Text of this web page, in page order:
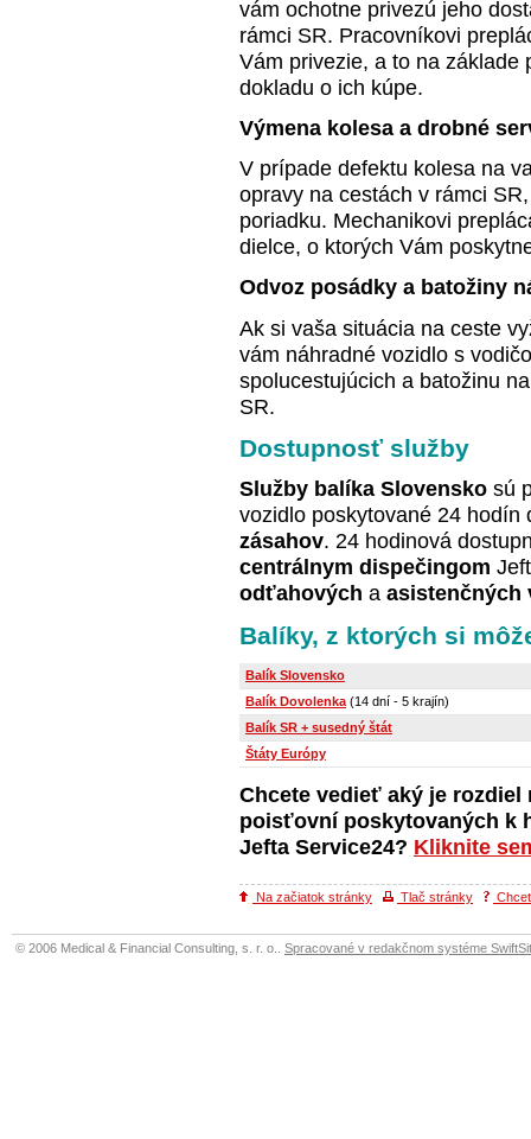
vám ochotne privezú jeho
rámci SR. Pracovníkovi
Vám privezie, a to na základe
dokladu o ich kúpe.
Výmena kolesa a drobné
V prípade defektu kolesa na
opravy na cestách v rámci
poriadku. Mechanikovi
dielce, o ktorých Vám
Odvoz posádky a batožiny
Ak si vaša situácia na ceste
vám náhradné vozidlo s
spolucestujúcich a batožinu
SR.
Dostupnosť služby
Služby balíka Slovensko sú
vozidlo poskytované 24 hodín
zásahov. 24 hodinová
centrálnym dispečingom
odťahových a asistenčných
Balíky, z ktorých si
Balík Slovensko
Balík Dovolenka (14 dní - 5 krajín)
Balík SR + susedný štát
Štáty Európy
Chcete vedieť aký je
poisťovní poskytovaných k
Jefta Service24? Kliknite
Na začiatok stránky Tlač stránky
© 2006 Medical & Financial Consulting, s. r. o.. Spracované v redakčnom systéme